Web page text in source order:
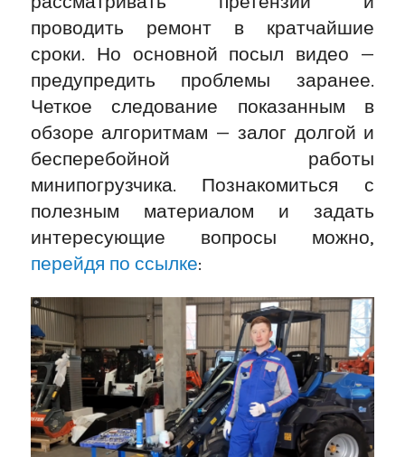
проводить ремонт в кратчайшие
сроки. Но основной посыл видео —
предупредить проблемы заранее.
Четкое следование показанным в
обзоре алгоритмам — залог долгой и
бесперебойной работы
минипогрузчика. Познакомиться с
полезным материалом и задать
интересующие вопросы можно,
перейдя по ссылке: